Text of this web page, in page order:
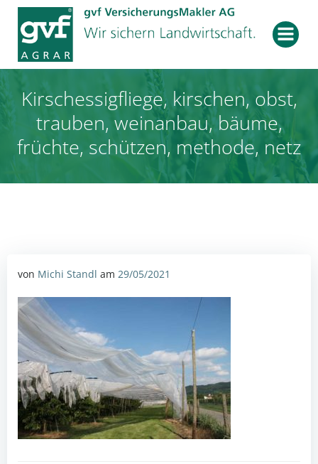
Zum
Inhalt
springen
Kirschessigfliege, kirschen, obst,
trauben, weinanbau, bäume,
früchte, schützen, methode, netz
von Michi Standl am 29/05/2021